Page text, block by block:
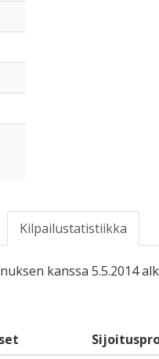
Kilpailustatistiikka
kanssa 5.5.2014